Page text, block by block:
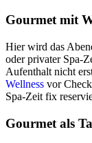
Gourmet mit
Hier wird das
oder privater Spa-
Aufenthalt nicht
Wellness vor
Spa-Zeit fix
Gourmet als